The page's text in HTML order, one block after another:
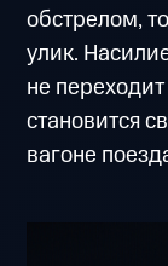
обстрелом,
улик.
не
становится
вагоне